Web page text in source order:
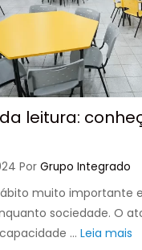
leitura:
Por Grupo Integrado
muito importante
sociedade. O
… Leia mais